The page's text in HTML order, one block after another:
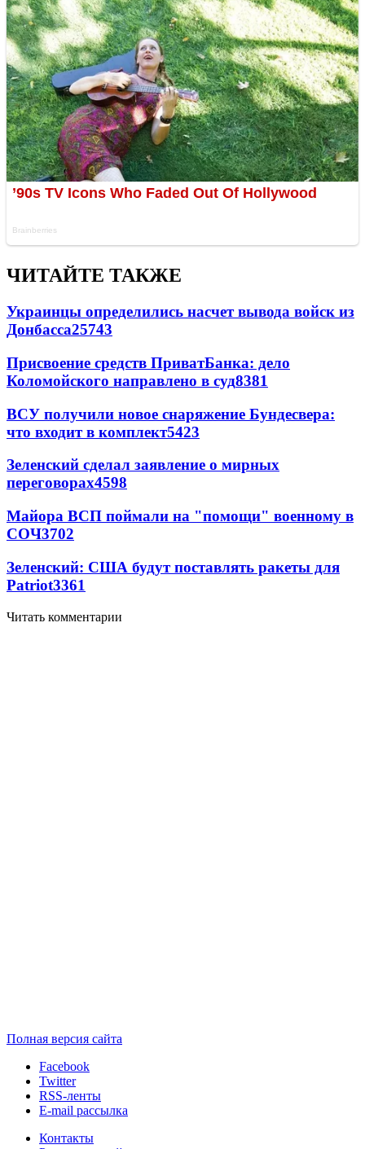
ЧИТАЙТЕ ТАКЖЕ
Украинцы определились насчет вывода войск из
Донбасса25743
Присвоение средств ПриватБанка: дело
Коломойского направлено в суд8381
ВСУ получили новое снаряжение Бундесвера:
что входит в комплект5423
Зеленский сделал заявление о мирных
переговорах4598
Майора ВСП поймали на "помощи" военному в
СОЧ3702
Зеленский: США будут поставлять ракеты для
Patriot3361
Читать комментарии
Полная версия сайта
Facebook
Twitter
RSS-ленты
E-mail рассылка
Контакты